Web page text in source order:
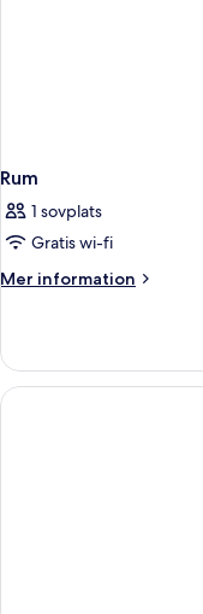
Rum
1 sovplats
Gratis wi-fi
Mer information
Mer